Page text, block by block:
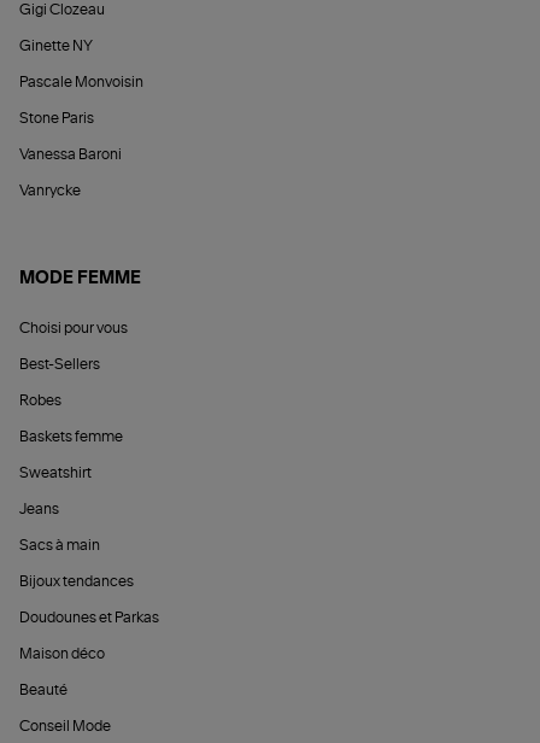
Gigi Clozeau
Ginette NY
Pascale Monvoisin
Stone Paris
Vanessa Baroni
Vanrycke
MODE FEMME
Choisi pour vous
Best-Sellers
Robes
Baskets femme
Sweatshirt
Jeans
Sacs à main
Bijoux tendances
Doudounes et Parkas
Maison déco
Beauté
Conseil Mode